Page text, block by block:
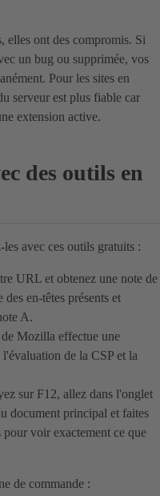
elles ont des compromis. Si
un bug ou supprimée, vos
Pour les sites en
serveur est plus fiable car
extension active.
des outils en
avec ces outils gratuits :
URL et obtenez une note de
en-têtes présents et
A.
Mozilla effectue une
de la CSP et la
sur F12, allez dans l'onglet
document principal et faites
voir exactement ce que
de commande :